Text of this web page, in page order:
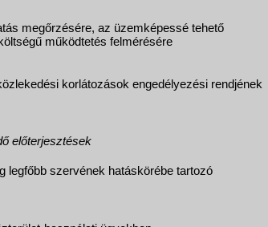
megőrzésére, az üzemképessé tehető
működtetés felmérésére
korlátozások engedélyezési rendjének
előterjesztések
legfőbb szervének hatáskörébe tartozó